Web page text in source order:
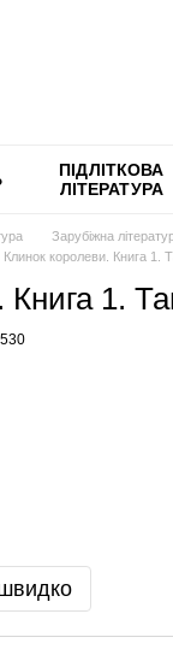
ПІДЛІТКОВА
ЛІТЕРАТУРА
Зарубіжна
Клинок королеви. Книга 1.
1.